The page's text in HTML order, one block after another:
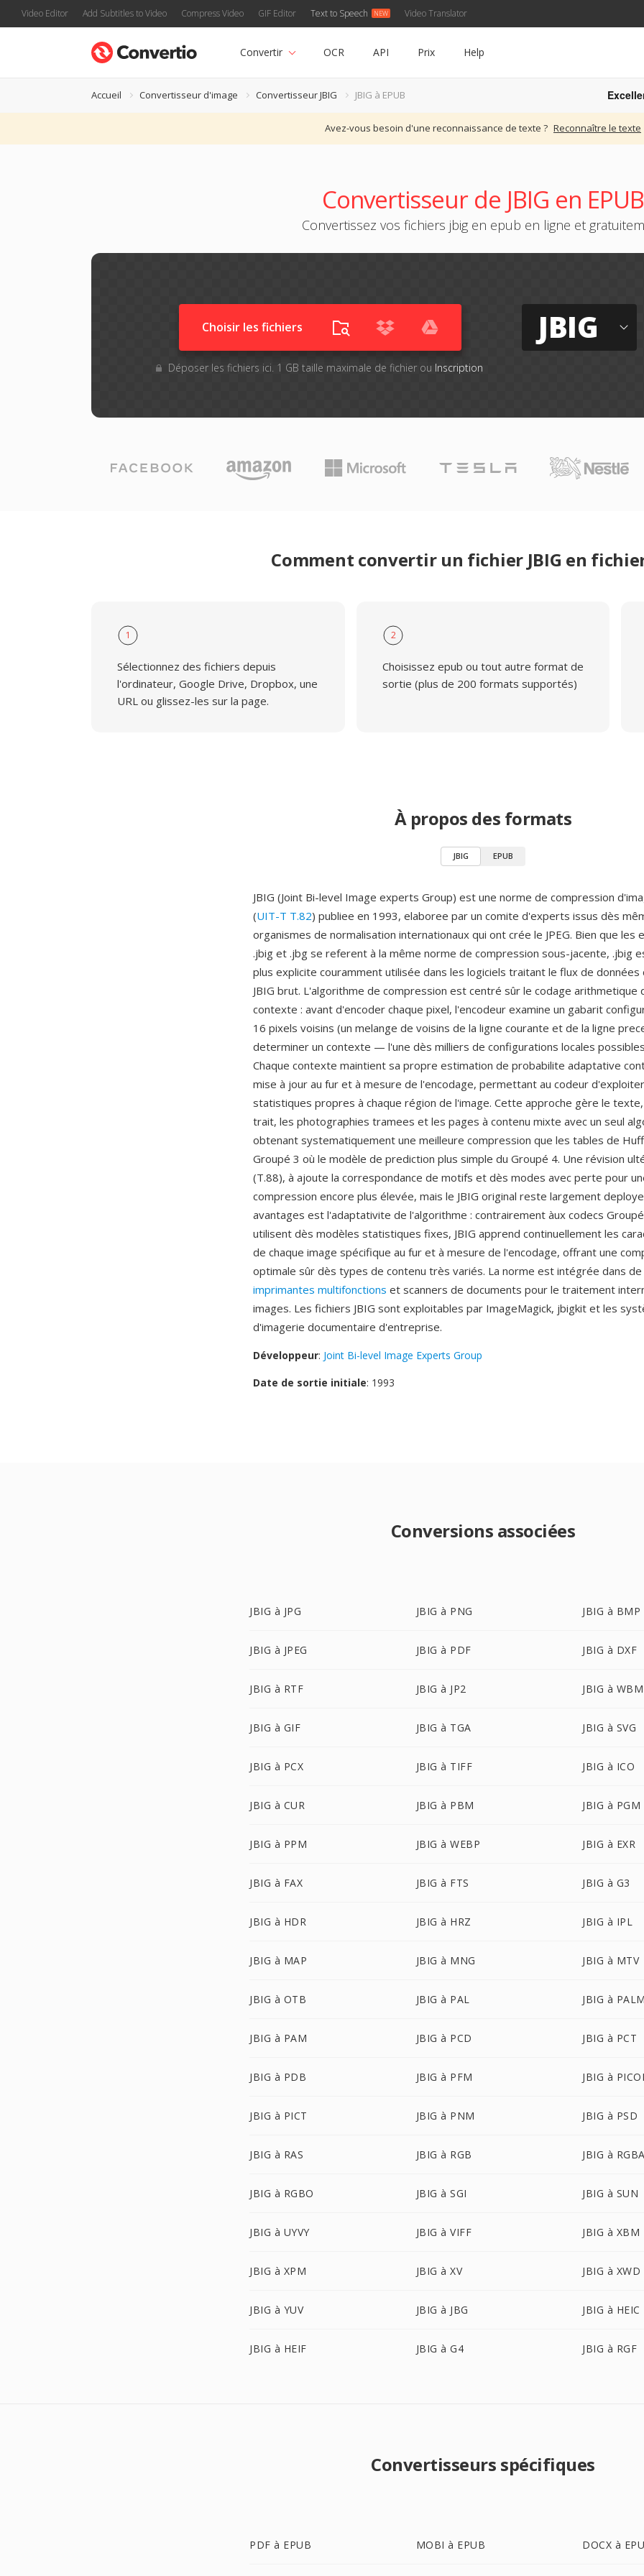
Video Editor Add Subtitles to Video Compress Video GIF Editor Text to Speech Video Translator
Convertir OCR API Prix Help
Accueil Convertisseur d'image Convertisseur JBIG JBIG à EPUB
Avez-vous besoin d'une reconnaissance de texte ? Reconnaître le texte
Convertisseur de JBIG en EPUB
Convertissez vos fichiers jbig en epub en ligne et
Choisir les fichiers
Déposer les fichiers ici. 1 GB taille maximale de fichier ou Inscription
JBIG
Comment convertir un fichier JBIG en
1
Sélectionnez des fichiers depuis
l'ordinateur, Google Drive, Dropbox, une
URL ou glissez-les sur la page.
2
Choisissez epub ou tout autre format de
sortie (plus de 200 formats supportés)
À propos des formats
JBIG EPUB
JBIG (Joint Bi-level Image experts Group) est une norme de compression
(UIT-T T.82) publiee en 1993, elaboree par un comite d'experts issus dès
organismes de normalisation internationaux qui ont crée le JPEG. Bien que les
.jbig et .jbg se referent à la même norme de compression sous-jacente, .jbig
plus explicite couramment utilisée dans les logiciels traitant le flux de
JBIG brut. L'algorithme de compression est centré sûr le codage arithmetique
contexte : avant d'encoder chaque pixel, l'encodeur examine un gabarit
16 pixels voisins (un melange de voisins de la ligne courante et de la ligne
determiner un contexte — l'une dès milliers de configurations locales
Chaque contexte maintient sa propre estimation de probabilite adaptative
mise à jour au fur et à mesure de l'encodage, permettant au codeur
statistiques propres à chaque région de l'image. Cette approche gère le
trait, les photographies tramees et les pages à contenu mixte avec un seul
obtenant systematiquement une meilleure compression que les tables de
Groupé 3 où le modèle de prediction plus simple du Groupé 4. Une révision
(T.88), à ajoute la correspondance de motifs et dès modes avec perte pour
compression encore plus élevée, mais le JBIG original reste largement
avantages est l'adaptativite de l'algorithme : contrairement àux codecs
utilisent dès modèles statistiques fixes, JBIG apprend continuellement les
de chaque image spécifique au fur et à mesure de l'encodage, offrant une
optimale sûr dès types de contenu très variés. La norme est intégrée dans
imprimantes multifonctions et scanners de documents pour le traitement
images. Les fichiers JBIG sont exploitables par ImageMagick, jbigkit et les
d'imagerie documentaire d'entreprise.
Développeur: Joint Bi-level Image Experts Group
Date de sortie initiale: 1993
Conversions associées
JBIG à JPG JBIG à PNG JBIG à BMP
JBIG à JPEG JBIG à PDF JBIG à DXF
JBIG à RTF JBIG à JP2 JBIG à
JBIG à GIF JBIG à TGA JBIG à SVG
JBIG à PCX JBIG à TIFF JBIG à ICO
JBIG à CUR JBIG à PBM JBIG à PGM
JBIG à PPM JBIG à WEBP JBIG à EXR
JBIG à FAX JBIG à FTS JBIG à G3
JBIG à HDR JBIG à HRZ JBIG à IPL
JBIG à MAP JBIG à MNG JBIG à MTV
JBIG à OTB JBIG à PAL JBIG à
JBIG à PAM JBIG à PCD JBIG à PCT
JBIG à PDB JBIG à PFM JBIG à
JBIG à PICT JBIG à PNM JBIG à PSD
JBIG à RAS JBIG à RGB JBIG à
JBIG à RGBO JBIG à SGI JBIG à SUN
JBIG à UYVY JBIG à VIFF JBIG à XBM
JBIG à XPM JBIG à XV JBIG à XWD
JBIG à YUV JBIG à JBG JBIG à HEIC
JBIG à HEIF JBIG à G4 JBIG à RGF
Convertisseurs spécifiques
PDF à EPUB MOBI à EPUB DOCX à